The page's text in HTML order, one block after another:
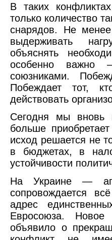
В таких
только количество
снарядов. Не
выдерживать
объяснять
особенно важно
союзниками.
Побеждает тот,
действовать
Сегодня мы вновь
больше
исход решается не
в бюджетах, в
устойчивости
На Украине —
сопровождается
адрес
Евросоюза. Новое
объявило о